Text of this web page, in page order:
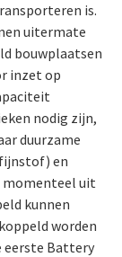
is.
uitermate
bouwplaatsen
inzet op
nodig zijn,
duurzame
en
momenteel uit
kunnen
worden
Battery